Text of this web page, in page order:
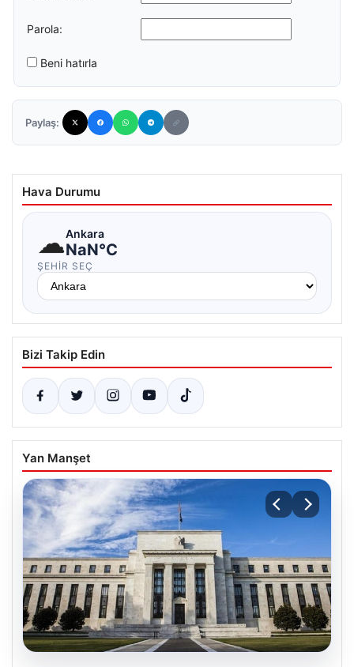
Parola:
Beni hatırla
Paylaş:
Hava Durumu
☁Ankara
NaN°C
ŞEHIR SEÇ
Bizi Takip Edin
Yan Manşet